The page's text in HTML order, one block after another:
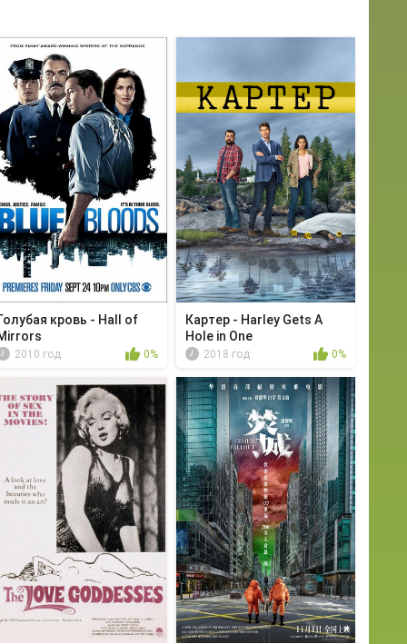
кровь - Hall of
2010 год 0%
Картер - Harley Gets A
Hole in One
2018 год 0%